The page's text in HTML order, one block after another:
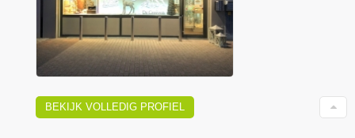
BEKIJK VOLLEDIG PROFIEL